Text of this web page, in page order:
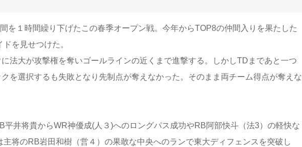
を１時間繰り下げたこの春季オープン戦。今年からTOP8の仲間入りを果たした
を見せつけた。
法大が攻撃権を奪いゴールラインの近くまで進撃する。しかしTDまであと一つ
を選択するも失敗となり先制点が奪えなかった。そのまま両チーム得点が奪えな
平井将貴からWR神優成(人３)へのロングパス成功やRB阿部快斗（法3）の軽快な
将のRB岩田和樹（営４）の果敢な中央へのランで東大ディフェンスを突破し